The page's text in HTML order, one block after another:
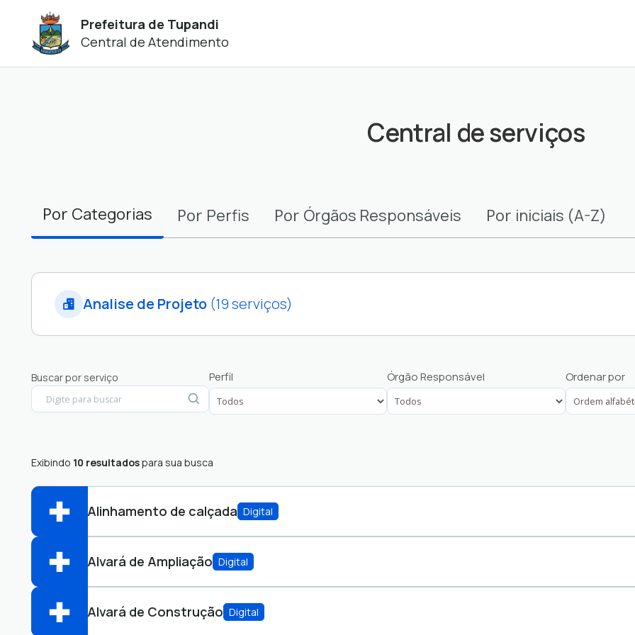
Prefeitura de Tupandi
Central de Atendimento
Central de serviços
Por Categorias Por Perfis Por Órgãos Responsáveis Por iniciais (A-Z)
Analise de Projeto (19 serviços)
Câmara
Educação
Ouvidoria Saúde
Protocolo Servidor
Buscar por serviço Perfil Órgão Responsável Ordenar por
Exibindo 10 resultadospara sua busca
Alinhamento de calçada Digital
Abrir online > Via protocolo 1Doc
Perfis:
Alvará de Ampliação Digital
Abrir online > Via protocolo 1Doc
Alvará de Construção Digital